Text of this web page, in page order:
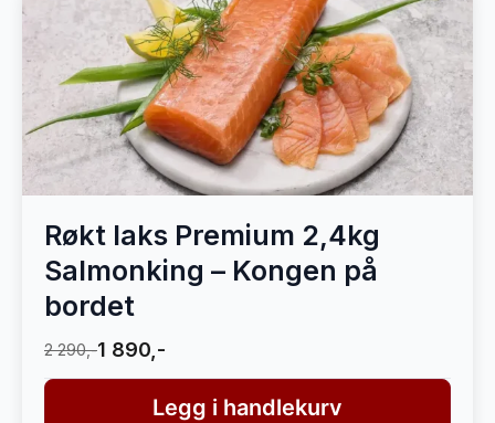
Røkt laks Premium 2,4kg
Salmonking – Kongen på
bordet
2 290,-1 890,-
Legg i handlekurv